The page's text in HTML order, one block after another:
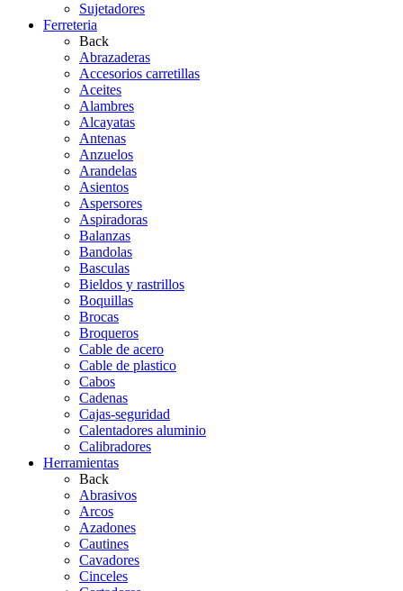
Sujetadores
Ferreteria
Back
Abrazaderas
Accesorios carretillas
Aceites
Alambres
Alcayatas
Antenas
Anzuelos
Arandelas
Asientos
Aspersores
Aspiradoras
Balanzas
Bandolas
Basculas
Bieldos y rastrillos
Boquillas
Brocas
Broqueros
Cable de acero
Cable de plastico
Cabos
Cadenas
Cajas-seguridad
Calentadores aluminio
Calibradores
Herramientas
Back
Abrasivos
Arcos
Azadones
Cautines
Cavadores
Cinceles